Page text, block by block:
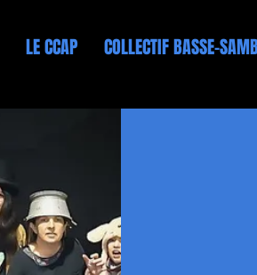
LE CCAP COLLECTIF BASSE-